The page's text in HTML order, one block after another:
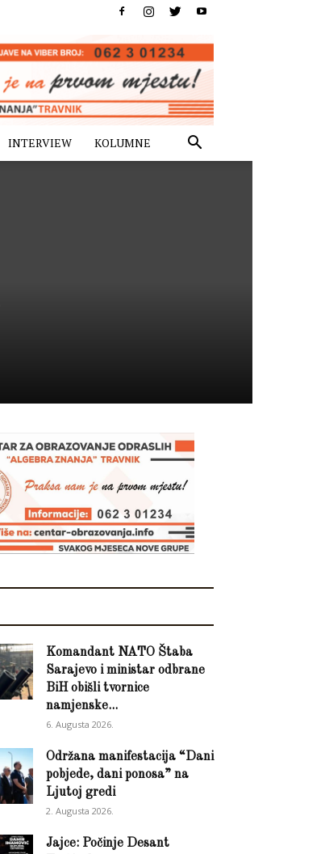
INTERVIEW KOLUMNE
Komandant NATO Štaba
Sarajevo i ministar odbrane
BiH obišli tvornice
namjenske...
6. Augusta 2026.
Održana manifestacija “Dani
pobjede, dani ponosa” na
Ljutoj gredi
2. Augusta 2026.
Jajce: Počinje Desant